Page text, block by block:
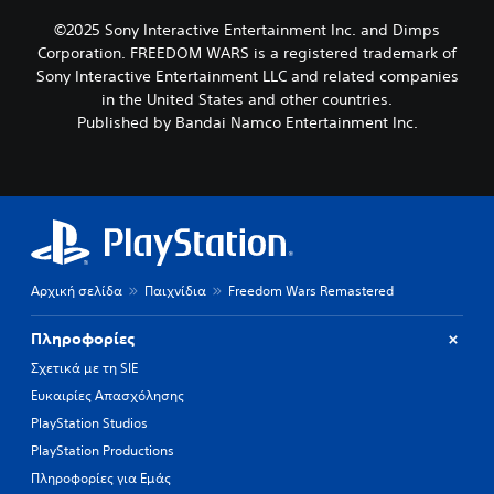
©2025 Sony Interactive Entertainment Inc. and Dimps
Corporation. FREEDOM WARS is a registered trademark of
Sony Interactive Entertainment LLC and related companies
in the United States and other countries.
Published by Bandai Namco Entertainment Inc.
Αρχική σελίδα Παιχνίδια Freedom Wars Remastered
Πληροφορίες
Σχετικά με τη SIE
Ευκαιρίες Απασχόλησης
PlayStation Studios
PlayStation Productions
Πληροφορίες για Εμάς